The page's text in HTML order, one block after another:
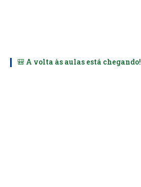
🎒 A volta às aulas está chegando!